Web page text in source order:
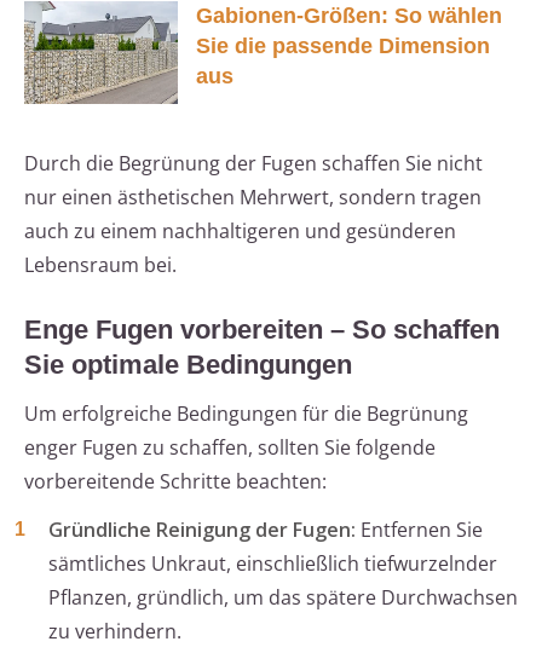
Gabionen-Größen: So wählen
Sie die passende Dimension
aus
Durch die Begrünung der Fugen schaffen Sie nicht
nur einen ästhetischen Mehrwert, sondern tragen
auch zu einem nachhaltigeren und gesünderen
Lebensraum bei.
Enge Fugen vorbereiten – So schaffen
Sie optimale Bedingungen
Um erfolgreiche Bedingungen für die Begrünung
enger Fugen zu schaffen, sollten Sie folgende
vorbereitende Schritte beachten:
Gründliche Reinigung der Fugen: Entfernen Sie
sämtliches Unkraut, einschließlich tiefwurzelnder
Pflanzen, gründlich, um das spätere Durchwachsen
zu verhindern.